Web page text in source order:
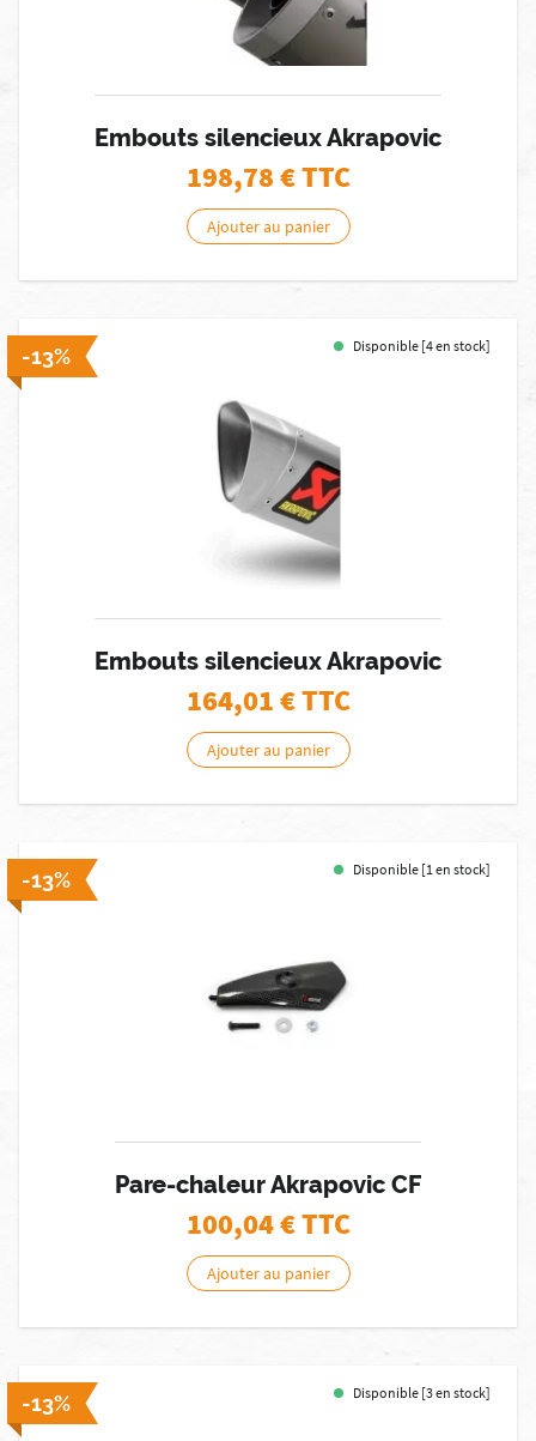
Embouts silencieux Akrapovic
198,78€ TTC
Ajouter au panier
-13% Disponible [4 en stock]
Embouts silencieux Akrapovic
164,01€ TTC
Ajouter au panier
-13% Disponible [1 en stock]
Pare-chaleur Akrapovic CF
100,04€ TTC
Ajouter au panier
-13% Disponible [3 en stock]